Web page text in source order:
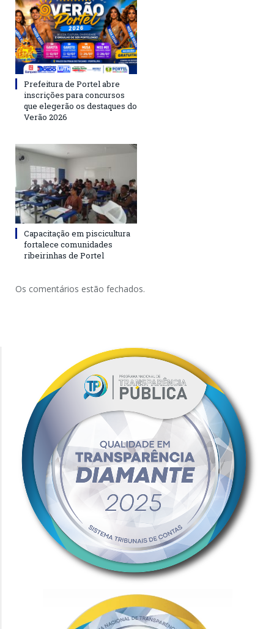
Prefeitura de Portel abre
inscrições para concursos
que elegerão os destaques do
Verão 2026
Capacitação em piscicultura
fortalece comunidades
ribeirinhas de Portel
Os comentários estão fechados.